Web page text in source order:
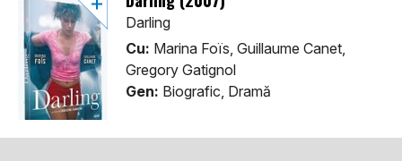
Darling
Cu: Marina Foïs, Guillaume Canet,
Gregory Gatignol
Gen: Biografic, Dramă